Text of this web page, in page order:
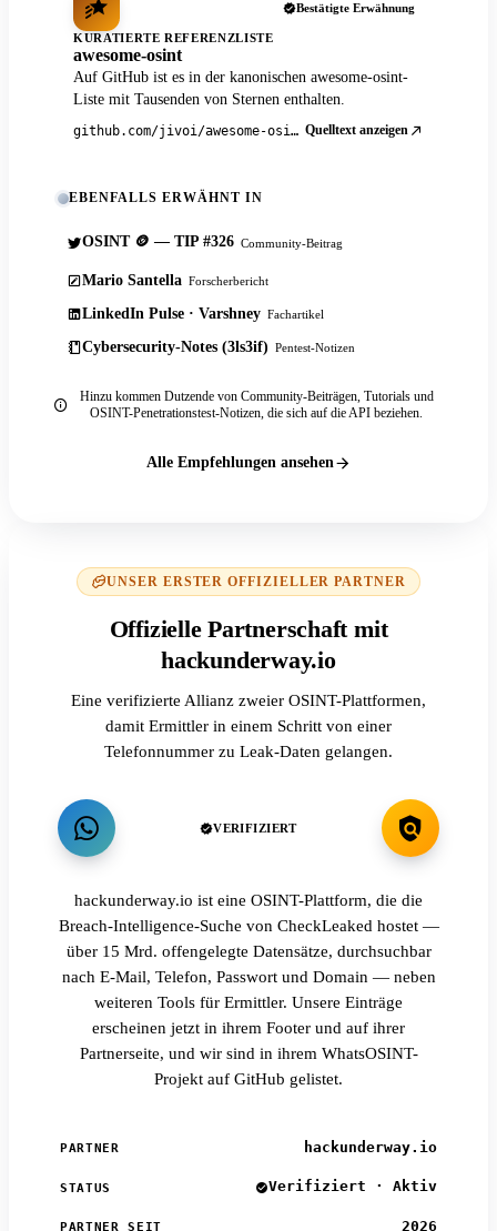
Bestätigte Erwähnung
KURATIERTE REFERENZLISTE
awesome-osint
Auf GitHub ist es in der kanonischen awesome-osint-
Liste mit Tausenden von Sternen enthalten.
github.com/jivoi/awesome-osint Quelltext anzeigen
EBENFALLS ERWÄHNT IN
OSINT 🪙 — TIP #326 Community-Beitrag
Mario Santella Forscherbericht
LinkedIn Pulse · Varshney Fachartikel
Cybersecurity-Notes (3ls3if) Pentest-Notizen
Hinzu kommen Dutzende von Community-Beiträgen, Tutorials und
OSINT-Penetrationstest-Notizen, die sich auf die API beziehen.
Alle Empfehlungen ansehen
UNSER ERSTER OFFIZIELLER PARTNER
Offizielle Partnerschaft mit
hackunderway.io
Eine verifizierte Allianz zweier OSINT-Plattformen,
damit Ermittler in einem Schritt von einer
Telefonnummer zu Leak-Daten gelangen.
VERIFIZIERT
hackunderway.io ist eine OSINT-Plattform, die die
Breach-Intelligence-Suche von CheckLeaked hostet —
über 15 Mrd. offengelegte Datensätze, durchsuchbar
nach E-Mail, Telefon, Passwort und Domain — neben
weiteren Tools für Ermittler. Unsere Einträge
erscheinen jetzt in ihrem Footer und auf ihrer
Partnerseite, und wir sind in ihrem WhatsOSINT-
Projekt auf GitHub gelistet.
PARTNER hackunderway.io
STATUS Verifiziert · Aktiv
PARTNER SEIT 2026